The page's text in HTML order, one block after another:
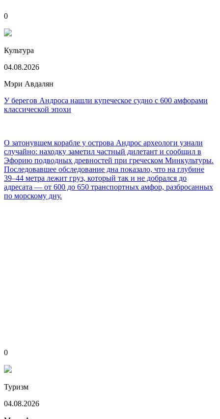
0
Культура
04.08.2026
Мэри Авдалян
У берегов Андроса нашли купеческое судно с 600 амфорами
классической эпохи
О затонувшем корабле у острова Андрос археологи узнали
случайно: находку заметил частный дилетант и сообщил в
Эфорию подводных древностей при греческом Минкультуры.
Последовавшее обследование дна показало, что на глубине
39–44 метра лежит груз, который так и не добрался до
адресата — от 600 до 650 транспортных амфор, разбросанных
по морскому дну.
0
Туризм
04.08.2026